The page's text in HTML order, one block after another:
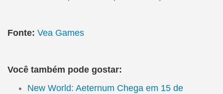
Fonte: Vea Games
Você também pode gostar:
New World: Aeternum Chega em 15 de